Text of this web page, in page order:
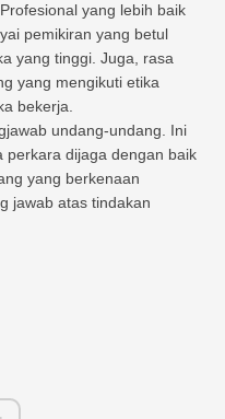
yang lebih baik
pemikiran yang betul
yang tinggi. Juga, rasa
yang mengikuti etika
bekerja.
undang-undang. Ini
perkara dijaga dengan baik
yang berkenaan
jawab atas tindakan